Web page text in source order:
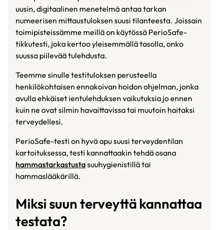
uusin, digitaalinen menetelmä antaa tarkan
numeerisen mittaustuloksen suusi tilanteesta. Joissain
toimipisteissämme meillä on käytössä PerioSafe-
tikkutesti, joka kertoo yleisemmällä tasolla, onko
suussa piilevää tulehdusta.
Teemme sinulle testituloksen perusteella
henkilökohtaisen ennakoivan hoidon ohjelman, jonka
avulla ehkäiset ientulehduksen vaikutuksia jo ennen
kuin ne ovat silmin havaittavissa tai muutoin haitaksi
terveydellesi.
PerioSafe-testi on hyvä apu suusi terveydentilan
kartoituksessa, testi kannattaakin tehdä osana
hammastarkastustasuuhygienistillä tai
hammaslääkärillä.
Miksi suun terveyttä kannattaa
testata?